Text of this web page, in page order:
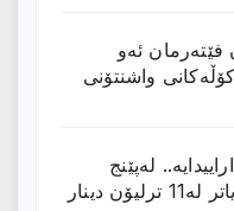
ئەو
واشنتۆنی
له‌پێنج
دینار